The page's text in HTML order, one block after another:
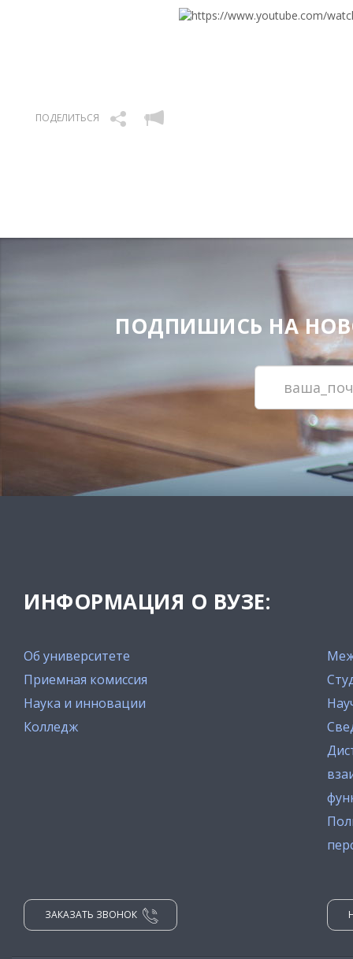
ПОДЕЛИТЬСЯ
ПОДПИШИСЬ НА
ИНФОРМАЦИЯ О ВУЗЕ:
Об университете
Приемная комиссия
Наука и инновации
Колледж
ЗАКАЗАТЬ ЗВОНОК